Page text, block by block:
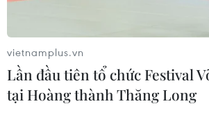
vietnamplus.vn
Lần đầu tiên tổ chức Festival
tại Hoàng thành Thăng Long